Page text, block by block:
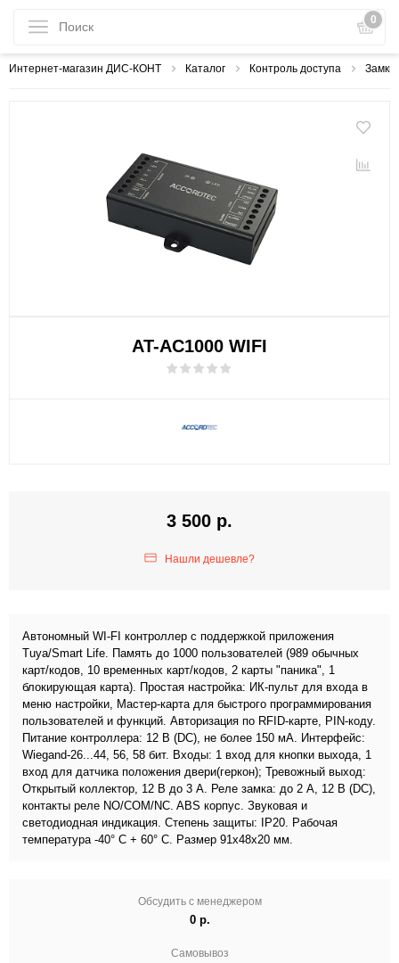
0
Интернет-магазин ДИС-КОНТ Каталог Контроль доступа Замки
AT-AC1000 WIFI
3 500 р.
Нашли дешевле?
Автономный WI-FI контроллер с поддержкой приложения
Tuya/Smart Life. Память до 1000 пользователей (989 обычных
карт/кодов, 10 временных карт/кодов, 2 карты "паника", 1
блокирующая карта). Простая настройка: ИК-пульт для входа в
меню настройки, Мастер-карта для быстрого программирования
пользователей и функций. Авторизация по RFID-карте, PIN-коду.
Питание контроллера: 12 В (DC), не более 150 мА. Интерфейс:
Wiegand-26...44, 56, 58 бит. Входы: 1 вход для кнопки выхода, 1
вход для датчика положения двери(геркон); Тревожный выход:
Открытый коллектор, 12 В до 3 А. Реле замка: до 2 А, 12 В (DC),
контакты реле NO/COM/NC. ABS корпус. Звуковая и
светодиодная индикация. Степень защиты: IP20. Рабочая
температура -40° С + 60° С. Размер 91х48х20 мм.
Обсудить с менеджером
0 р.
Самовывоз